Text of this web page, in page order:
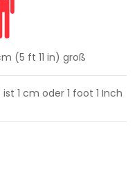
(5 ft 11 in) groß
ist 1 cm oder 1 foot 1 Inch